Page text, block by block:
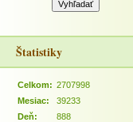
Štatistiky
Celkom: 2707998
Mesiac:
39233
Deň:
888